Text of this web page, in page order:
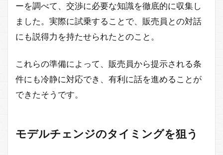
ーを調べて、交渉に必要な知識を徹底的に収集し
ました。実際に試乗することで、販売員との対話
にも説得力を持たせられたとのこと。
これらの準備によって、販売員から提示される条
件にも冷静に対応でき、有利に話を進めることが
できたそうです。
モデルチェンジのタイミングを狙う